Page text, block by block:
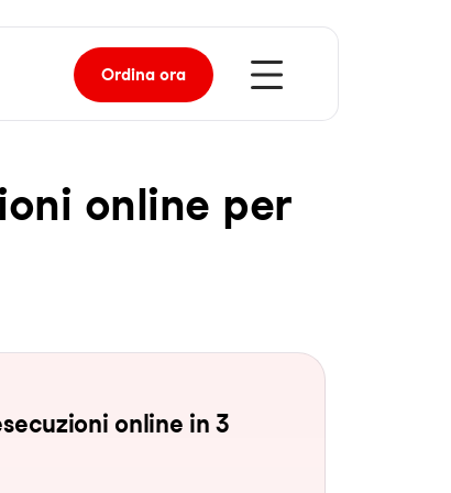
Ordinaora
on­line per
online in 3